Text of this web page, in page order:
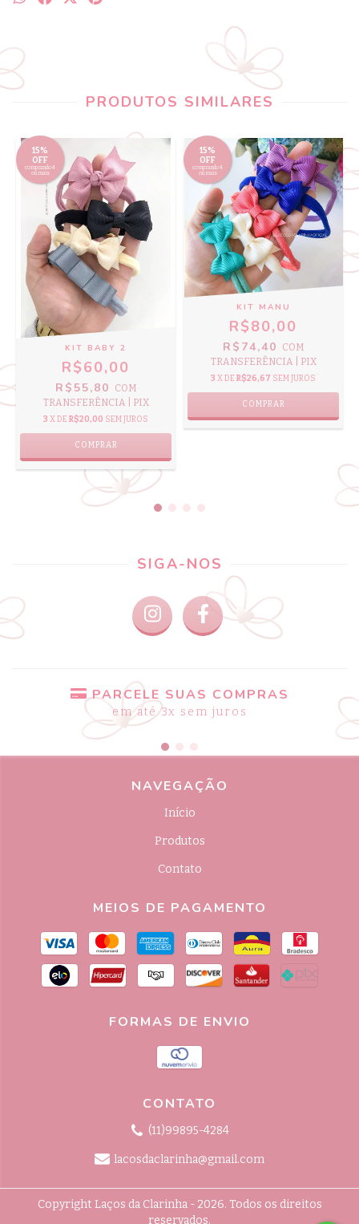
PRODUTOS SIMILARES
15%
OFF
comprando 4
ou mais
KIT BABY 2
R$60,00
R$55,80
COM
TRANSFERÊNCIA | PIX
3 X DE R$20,00 SEM JUROS
COMPRAR
15%
OFF
comprando 4
ou mais
KIT MANU
R$80,00
R$74,40
COM
TRANSFERÊNCIA | PIX
3 X DE R$26,67 SEM JUROS
COMPRAR
SIGA-NOS
PARCELE SUAS COMPRAS
em até 3x sem juros
NAVEGAÇÃO
Início
Produtos
Contato
MEIOS DE PAGAMENTO
FORMAS DE ENVIO
CONTATO
(11)99895-4284
lacosdaclarinha@gmail.com
Copyright Laços da Clarinha - 2026. Todos os direitos
reservados.